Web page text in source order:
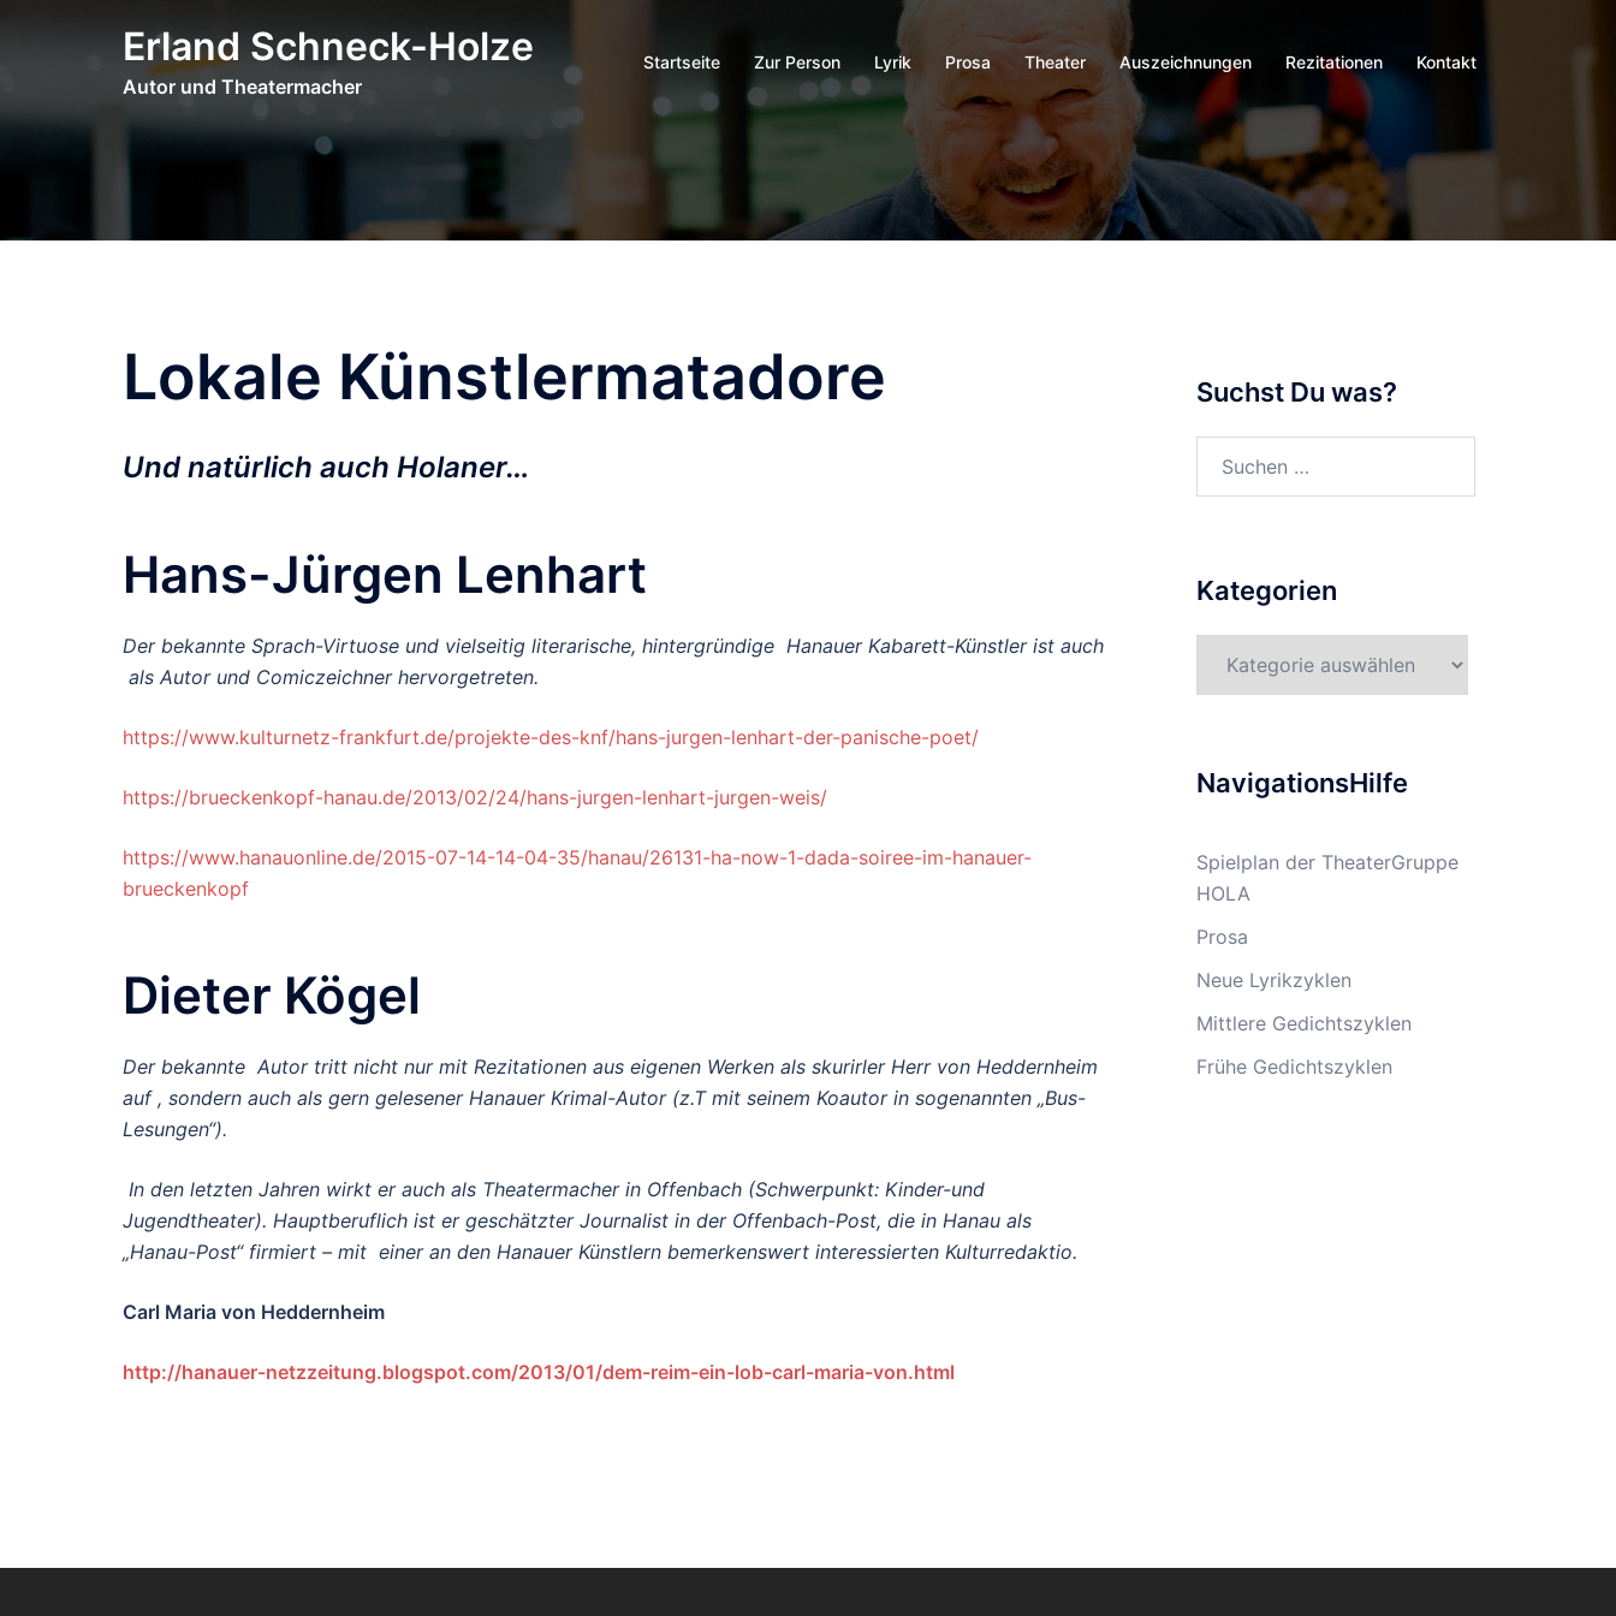
Erland Schneck-Holze
Autor und Theatermacher
Startseite Zur Person Lyrik Prosa Theater Auszeichnungen Rezitationen Kontakt
Lokale Künstlermatadore
Und natürlich auch Holaner…
Hans-Jürgen Lenhart
Der bekannte Sprach-Virtuose und vielseitig literarische, hintergründige Hanauer Kabarett-Künstler ist auch
als Autor und Comiczeichner hervorgetreten.
https://www.kulturnetz-frankfurt.de/projekte-des-knf/hans-jurgen-lenhart-der-panische-poet/
https://brueckenkopf-hanau.de/2013/02/24/hans-jurgen-lenhart-jurgen-weis/
https://www.hanauonline.de/2015-07-14-14-04-35/hanau/26131-ha-now-1-dada-soiree-im-hanauer-
brueckenkopf
Dieter Kögel
Der bekannte Autor tritt nicht nur mit Rezitationen aus eigenen Werken als skurirler Herr von Heddernheim
auf , sondern auch als gern gelesener Hanauer Krimal-Autor (z.T mit seinem Koautor in sogenannten „Bus-
Lesungen“).
In den letzten Jahren wirkt er auch als Theatermacher in Offenbach (Schwerpunkt: Kinder-und
Jugendtheater). Hauptberuflich ist er geschätzter Journalist in der Offenbach-Post, die in Hanau als
„Hanau-Post“ firmiert – mit einer an den Hanauer Künstlern bemerkenswert interessierten Kulturredaktio.
Carl Maria von Heddernheim
http://hanauer-netzzeitung.blogspot.com/2013/01/dem-reim-ein-lob-carl-maria-von.html
Suchst Du was?
Kategorien
NavigationsHilfe
Spielplan der TheaterGruppe
HOLA
Prosa
Neue Lyrikzyklen
Mittlere Gedichtszyklen
Frühe Gedichtszyklen